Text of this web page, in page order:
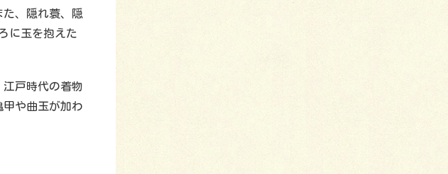
た、隠れ蓑、隠
に玉を抱えた
戸時代の着物
や曲玉が加わ